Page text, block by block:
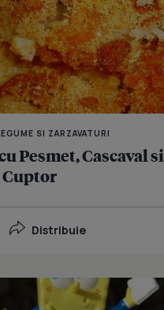
SI ZARZAVATURI
Pesmet, Cascaval si
Distribuie